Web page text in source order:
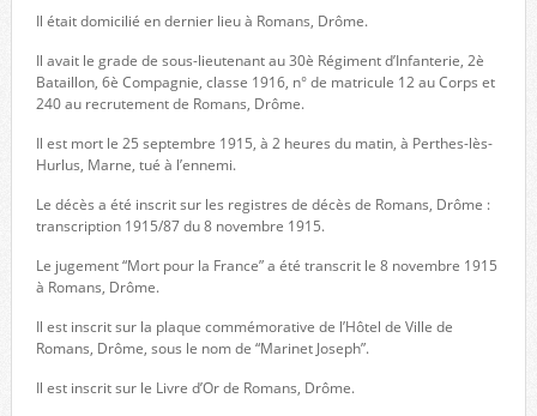
Il était domicilié en dernier lieu à Romans, Drôme.
Il avait le grade de sous-lieutenant au 30è Régiment d’Infanterie, 2è
Bataillon, 6è Compagnie, classe 1916, n° de matricule 12 au Corps et
240 au recrutement de Romans, Drôme.
Il est mort le 25 septembre 1915, à 2 heures du matin, à Perthes-lès-
Hurlus, Marne, tué à l’ennemi.
Le décès a été inscrit sur les registres de décès de Romans, Drôme :
transcription 1915/87 du 8 novembre 1915.
Le jugement “Mort pour la France” a été transcrit le 8 novembre 1915
à Romans, Drôme.
Il est inscrit sur la plaque commémorative de l’Hôtel de Ville de
Romans, Drôme, sous le nom de “Marinet Joseph”.
Il est inscrit sur le Livre d’Or de Romans, Drôme.